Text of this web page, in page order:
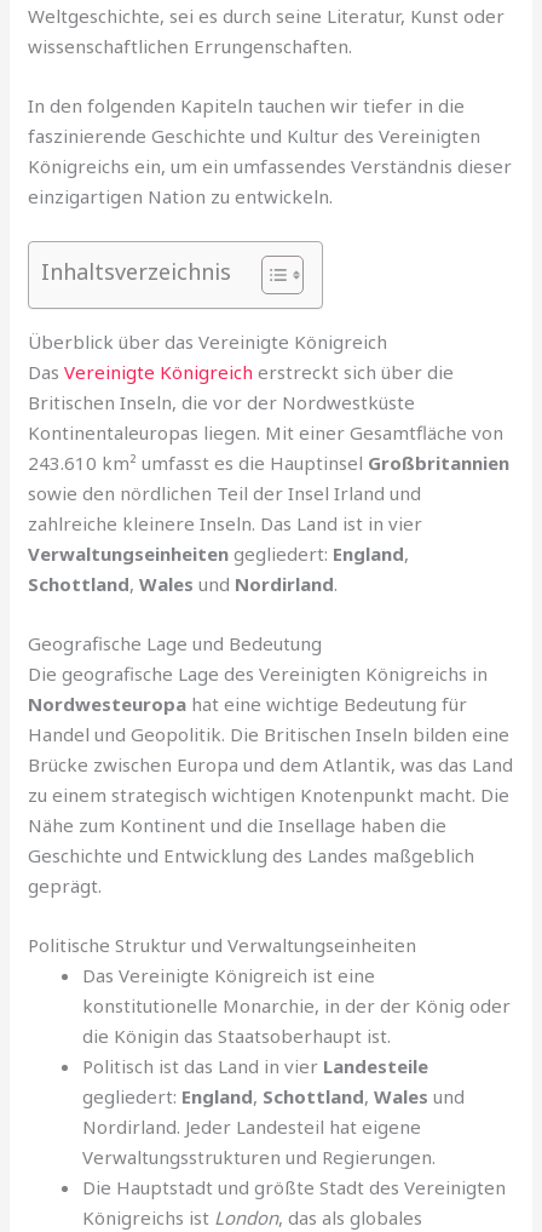
Weltgeschichte, sei es durch seine Literatur, Kunst oder
wissenschaftlichen Errungenschaften.
In den folgenden Kapiteln tauchen wir tiefer in die
faszinierende Geschichte und Kultur des Vereinigten
Königreichs ein, um ein umfassendes Verständnis dieser
einzigartigen Nation zu entwickeln.
Inhaltsverzeichnis
Überblick über das Vereinigte Königreich
DasVereinigte Königreich erstreckt sich über die
Britischen Inseln, die vor der Nordwestküste
Kontinentaleuropas liegen. Mit einer Gesamtfläche von
243.610 km² umfasst es die Hauptinsel Großbritannien
sowie den nördlichen Teil der Insel Irland und
zahlreiche kleinere Inseln. Das Land ist in vier
Verwaltungseinheiten gegliedert: England,
Schottland,Wales und Nordirland.
Geografische Lage und Bedeutung
Die geografische Lage des Vereinigten Königreichs in
Nordwesteuropa hat eine wichtige Bedeutung für
Handel und Geopolitik. Die Britischen Inseln bilden eine
Brücke zwischen Europa und dem Atlantik, was das Land
zu einem strategisch wichtigen Knotenpunkt macht. Die
Nähe zum Kontinent und die Insellage haben die
Geschichte und Entwicklung des Landes maßgeblich
geprägt.
Politische Struktur und Verwaltungseinheiten
Das Vereinigte Königreich ist eine
konstitutionelle Monarchie, in der der König oder
die Königin das Staatsoberhaupt ist.
Politisch ist das Land in vier Landesteile
gegliedert: England, Schottland,Wales und
Nordirland. Jeder Landesteil hat eigene
Verwaltungsstrukturen und Regierungen.
Die Hauptstadt und größte Stadt des Vereinigten
Königreichs ist London, das als globales